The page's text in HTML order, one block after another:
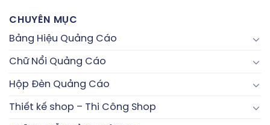
CHUYÊN MỤC
Bảng Hiệu Quảng Cáo
Chữ Nổi Quảng Cáo
Hộp Đèn Quảng Cáo
Thiết kế shop – Thi Công Shop